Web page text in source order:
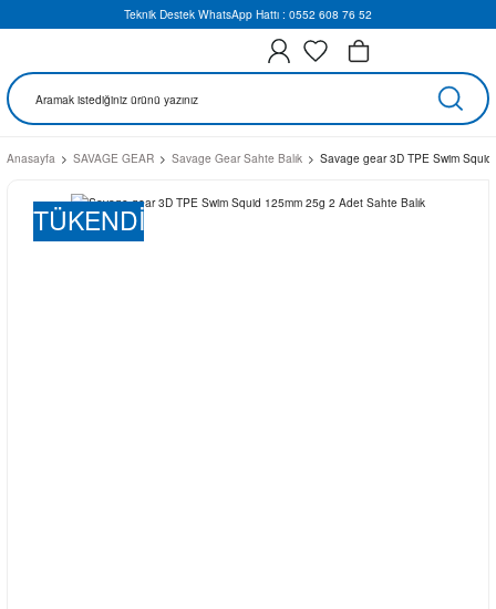
Teknik Destek WhatsApp Hattı : 0552 608 76 52
Anasayfa SAVAGE GEAR Savage Gear Sahte Balık Savage gear 3D TPE Swim
TÜKENDİ